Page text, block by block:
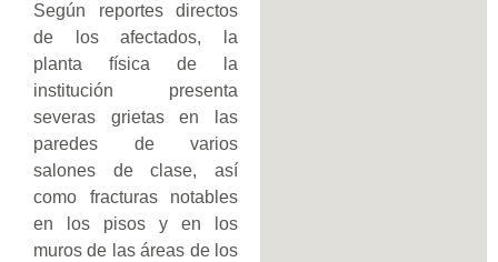
Según reportes directos
de los afectados, la
planta física de la
institución presenta
severas grietas en las
paredes de varios
salones de clase, así
como fracturas notables
en los pisos y en los
muros de las áreas de los